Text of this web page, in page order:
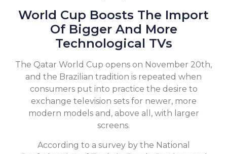
World Cup Boosts The Import
Of Bigger And More
Technological TVs
The Qatar World Cup opens on November 20th,
and the Brazilian tradition is repeated when
consumers put into practice the desire to
exchange television sets for newer, more
modern models and, above all, with larger
screens.
According to a survey by the National